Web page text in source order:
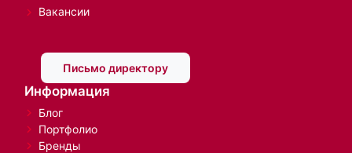
Вакансии
Письмо директору
Информация
Блог
Портфолио
Бренды